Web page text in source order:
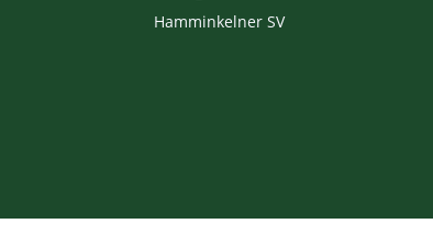
Hamminkelner SV